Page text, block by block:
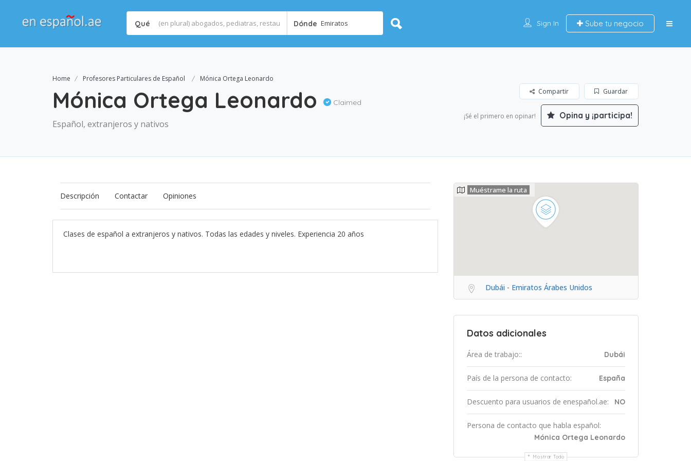
Qué Dónde Emiratos Sign In Sube tu negocio
Home Profesores Particulares de Español Mónica Ortega Leonardo
Mónica Ortega Leonardo Claimed
Español, extranjeros y nativos
Guardar
Compartir
¡Sé el primero en opinar! Opina y ¡participa!
Descripción Contactar Opiniones
Clases de español a extranjeros y nativos. Todas las edades y niveles. Experiencia 20 años
Muéstrame la ruta
Dubái - Emiratos Árabes Unidos
Datos adicionales
Área de trabajo:: Dubái
País de la persona de contacto: España
Descuento para usuarios de enespañol.ae: NO
Persona de contacto que habla español:
Mónica Ortega Leonardo
Mostrar Todo